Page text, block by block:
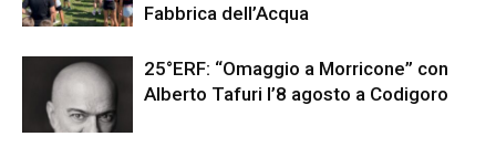
Fabbrica dell’Acqua
25°ERF: “Omaggio a Morricone” con
Alberto Tafuri l’8 agosto a Codigoro